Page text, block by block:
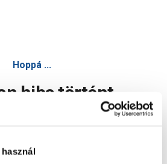
Hoppá ...
hiba történt